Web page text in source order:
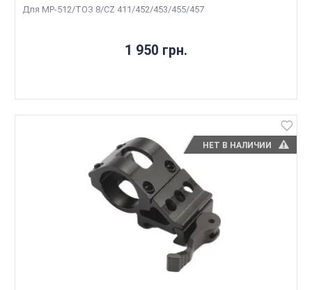
Для МР-512/ТОЗ 8/CZ 411/452/453/455/457
1 950 грн.
НЕТ В НАЛИЧИИ